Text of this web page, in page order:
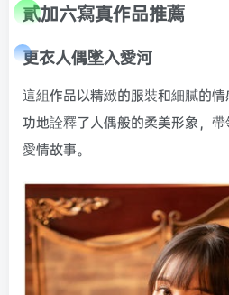
貳加六寫真作品推薦
更衣人偶墜入愛河
這組作品以精緻的服裝和細膩的
功地詮釋了人偶般的柔美形象，
愛情故事。